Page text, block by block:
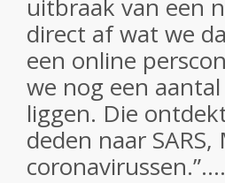
uitbraak van een
direct af wat we
een online
we nog een
liggen. Die
deden naar SARS,